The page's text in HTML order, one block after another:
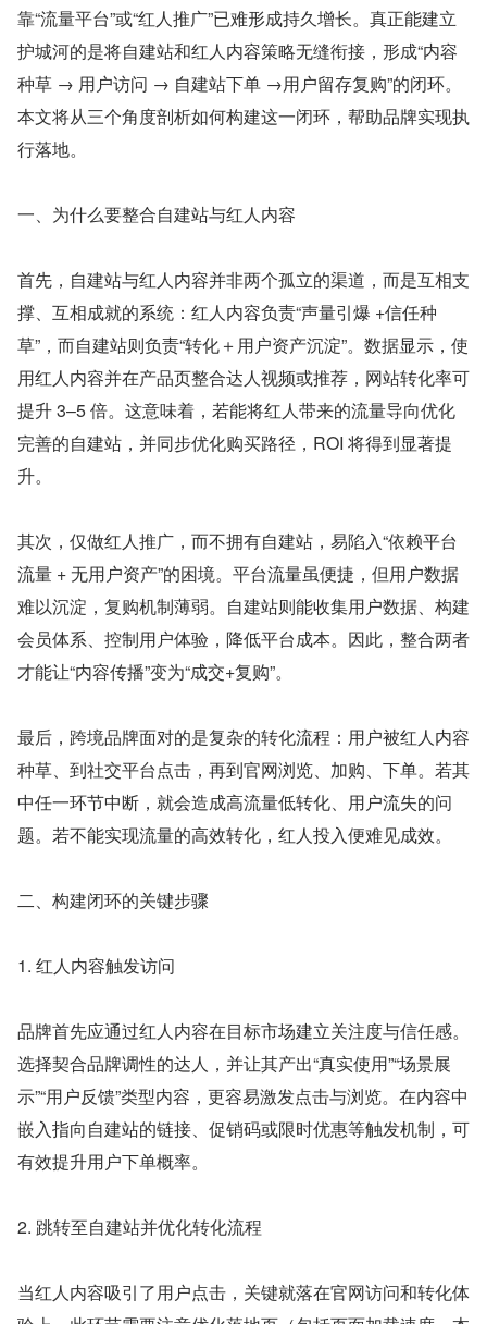
靠“流量平台”或“红人推广”已难形成持久增长。真正能建立
护城河的是将自建站和红人内容策略无缝衔接，形成“内容
种草 → 用户访问 → 自建站下单 →用户留存复购”的闭环。
本文将从三个角度剖析如何构建这一闭环，帮助品牌实现执
行落地。
一、为什么要整合自建站与红人内容
首先，自建站与红人内容并非两个孤立的渠道，而是互相支
撑、互相成就的系统：红人内容负责“声量引爆 +信任种
草”，而自建站则负责“转化＋用户资产沉淀”。数据显示，使
用红人内容并在产品页整合达人视频或推荐，网站转化率可
提升 3–5 倍。这意味着，若能将红人带来的流量导向优化
完善的自建站，并同步优化购买路径，ROI 将得到显著提
升。
其次，仅做红人推广，而不拥有自建站，易陷入“依赖平台
流量 + 无用户资产”的困境。平台流量虽便捷，但用户数据
难以沉淀，复购机制薄弱。自建站则能收集用户数据、构建
会员体系、控制用户体验，降低平台成本。因此，整合两者
才能让“内容传播”变为“成交+复购”。
最后，跨境品牌面对的是复杂的转化流程：用户被红人内容
种草、到社交平台点击，再到官网浏览、加购、下单。若其
中任一环节中断，就会造成高流量低转化、用户流失的问
题。若不能实现流量的高效转化，红人投入便难见成效。
二、构建闭环的关键步骤
1. 红人内容触发访问
品牌首先应通过红人内容在目标市场建立关注度与信任感。
选择契合品牌调性的达人，并让其产出“真实使用”“场景展
示”“用户反馈”类型内容，更容易激发点击与浏览。在内容中
嵌入指向自建站的链接、促销码或限时优惠等触发机制，可
有效提升用户下单概率。
2. 跳转至自建站并优化转化流程
当红人内容吸引了用户点击，关键就落在官网访问和转化体